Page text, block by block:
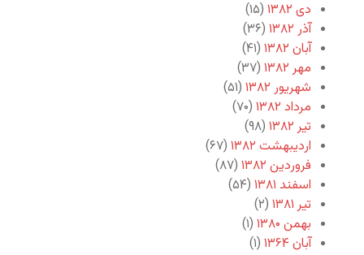
دی ۱۳۸۲
(۱۵)
آذر ۱۳۸۲
(۳۶)
آبان ۱۳۸۲
(۴۱)
مهر ۱۳۸۲
(۳۷)
شهریور ۱۳۸۲
(۵۱)
مرداد ۱۳۸۲
(۷۰)
تیر ۱۳۸۲
(۹۸)
اردیبهشت ۱۳۸۲
(۶۷)
فروردین ۱۳۸۲
(۸۷)
اسفند ۱۳۸۱
(۵۴)
تیر ۱۳۸۱
(۲)
بهمن ۱۳۸۰
(۱)
آبان ۱۳۶۴
(۱)